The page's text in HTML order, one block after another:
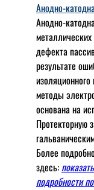
Анодно-
Анодно-
дефекта
результате
методы
основана на
Протекторную
Более
здесь:
подробности